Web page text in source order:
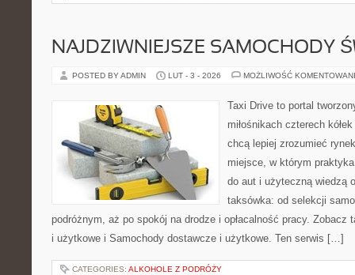
NAJDZIWNIEJSZE SAMOCHODY
POSTED BY ADMIN LUT - 3 - 2026 MOŻLIWOŚĆ
Taxi Drive to portal
miłośnikach czterech
chcą lepiej zrozumieć
miejsce, w którym
do aut i użyteczną wiedzą
taksówka: od selekcji
podróżnym, aż po spokój na drodze i opłacalność pracy. Zobacz
i użytkowe i Samochody dostawcze i użytkowe. Ten serwis […]
CATEGORIES: ALKOHOLE Z PODRÓŻY